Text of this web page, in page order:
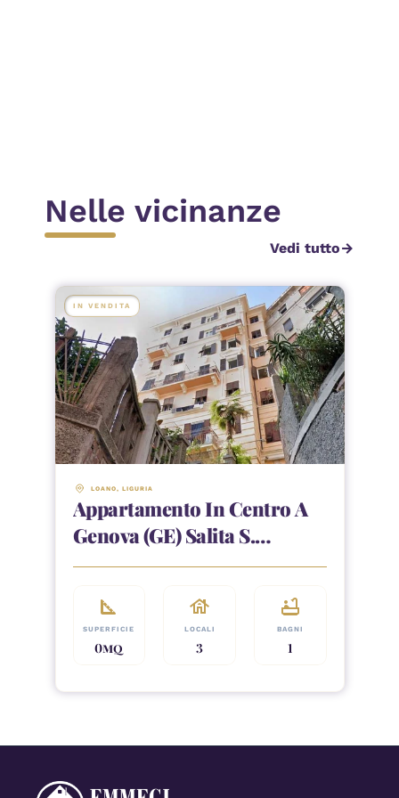
Nelle vicinanze
Vedi tuttoarrow_forward
IN VENDITA
LOANO, LIGURIA
Appartamento In Centro A
Genova (GE) Salita S.
Nicolosio 8
square_foot
SUPERFICIE
0MQ
house
LOCALI
3
bathtub
BAGNI
1